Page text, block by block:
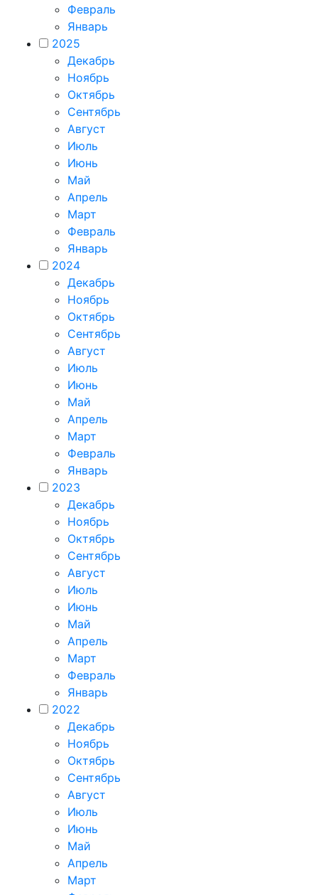
Февраль
Январь
2025
Декабрь
Ноябрь
Октябрь
Сентябрь
Август
Июль
Июнь
Май
Апрель
Март
Февраль
Январь
2024
Декабрь
Ноябрь
Октябрь
Сентябрь
Август
Июль
Июнь
Май
Апрель
Март
Февраль
Январь
2023
Декабрь
Ноябрь
Октябрь
Сентябрь
Август
Июль
Июнь
Май
Апрель
Март
Февраль
Январь
2022
Декабрь
Ноябрь
Октябрь
Сентябрь
Август
Июль
Июнь
Май
Апрель
Март